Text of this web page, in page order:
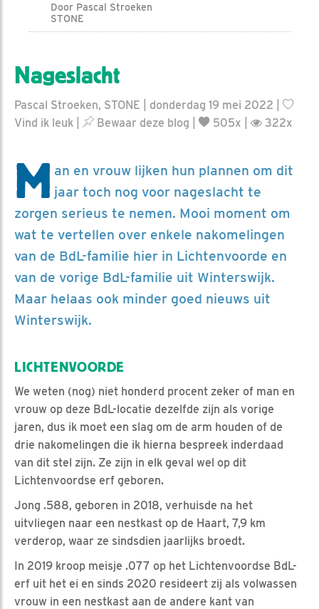
Door Pascal Stroeken
STONE
Nageslacht
Pascal Stroeken, STONE | donderdag 19 mei 2022 |
Vind ik leuk
Bewaar deze blog 505x | 322x
M an en vrouw lijken hun plannen om dit
jaar toch nog voor nageslacht te
zorgen serieus te nemen. Mooi moment om
wat te vertellen over enkele nakomelingen
van de BdL-familie hier in Lichtenvoorde en
van de vorige BdL-familie uit Winterswijk.
Maar helaas ook minder goed nieuws uit
Winterswijk.
LICHTENVOORDE
We weten (nog) niet honderd procent zeker of man en
vrouw op deze BdL-locatie dezelfde zijn als vorige
jaren, dus ik moet een slag om de arm houden of de
drie nakomelingen die ik hierna bespreek inderdaad
van dit stel zijn. Ze zijn in elk geval wel op dit
Lichtenvoordse erf geboren.
Jong .588, geboren in 2018, verhuisde na het
uitvliegen naar een nestkast op de Haart, 7,9 km
verderop, waar ze sindsdien jaarlijks broedt.
In 2019 kroop meisje .077 op het Lichtenvoordse BdL-
erf uit het ei en sinds 2020 resideert zij als volwassen
vrouw in een nestkast aan de andere kant van